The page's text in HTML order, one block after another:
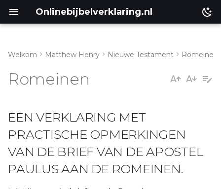
Onlinebijbelverklaring.nl
Leviticus
Numeri
Deuteronomium
Welkom Matthew Henry Nieuwe Testament Romeinen
Romeinen
EEN VERKLARING MET
PRACTISCHE OPMERKINGEN
VAN DE BRIEF VAN DE APOSTEL
PAULUS AAN DE ROMEINEN.